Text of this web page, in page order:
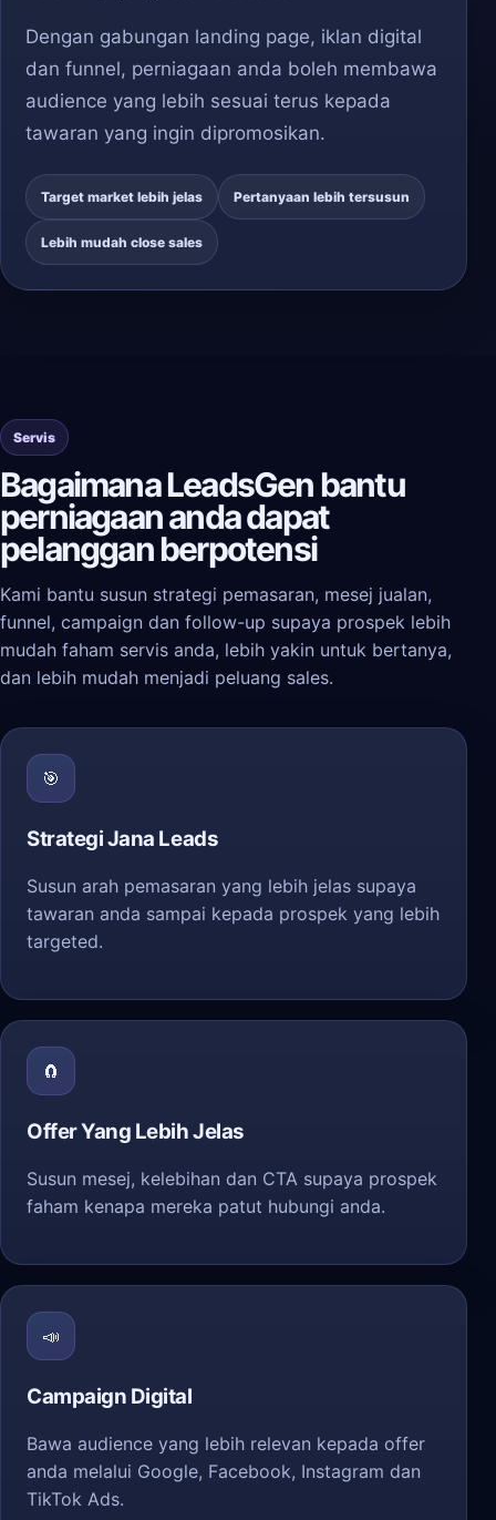
Dengan gabungan landing page, iklan digital
dan funnel, perniagaan anda boleh membawa
audience yang lebih sesuai terus kepada
tawaran yang ingin dipromosikan.
Target market lebih jelas Pertanyaan lebih tersusun
Lebih mudah close sales
Servis
Bagaimana LeadsGen bantu
perniagaan anda dapat
pelanggan berpotensi
Kami bantu susun strategi pemasaran, mesej jualan,
funnel, campaign dan follow-up supaya prospek lebih
mudah faham servis anda, lebih yakin untuk bertanya,
dan lebih mudah menjadi peluang sales.
🎯
Strategi Jana Leads
Susun arah pemasaran yang lebih jelas supaya
tawaran anda sampai kepada prospek yang lebih
targeted.
🧲
Offer Yang Lebih Jelas
Susun mesej, kelebihan dan CTA supaya prospek
faham kenapa mereka patut hubungi anda.
📣
Campaign Digital
Bawa audience yang lebih relevan kepada offer
anda melalui Google, Facebook, Instagram dan
TikTok Ads.